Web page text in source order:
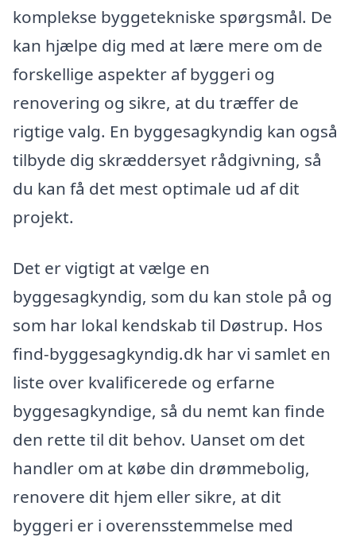
komplekse byggetekniske spørgsmål. De
kan hjælpe dig med at lære mere om de
forskellige aspekter af byggeri og
renovering og sikre, at du træffer de
rigtige valg. En byggesagkyndig kan også
tilbyde dig skræddersyet rådgivning, så
du kan få det mest optimale ud af dit
projekt.
Det er vigtigt at vælge en
byggesagkyndig, som du kan stole på og
som har lokal kendskab til Døstrup. Hos
find-byggesagkyndig.dk har vi samlet en
liste over kvalificerede og erfarne
byggesagkyndige, så du nemt kan finde
den rette til dit behov. Uanset om det
handler om at købe din drømmebolig,
renovere dit hjem eller sikre, at dit
byggeri er i overensstemmelse med